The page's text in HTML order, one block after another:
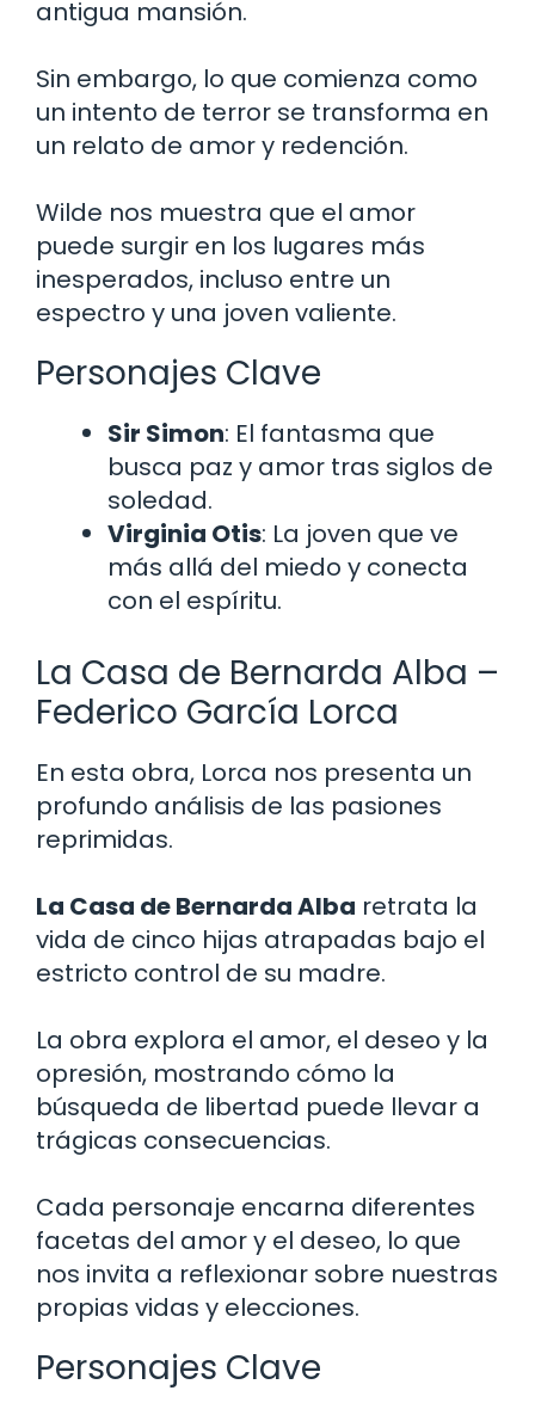
antigua mansión.
Sin embargo, lo que comienza como
un intento de terror se transforma en
un relato de amor y redención.
Wilde nos muestra que el amor
puede surgir en los lugares más
inesperados, incluso entre un
espectro y una joven valiente.
Personajes Clave
Sir Simon: El fantasma que
busca paz y amor tras siglos de
soledad.
Virginia Otis: La joven que ve
más allá del miedo y conecta
con el espíritu.
La Casa de Bernarda Alba –
Federico García Lorca
En esta obra, Lorca nos presenta un
profundo análisis de las pasiones
reprimidas.
La Casa de Bernarda Alba retrata la
vida de cinco hijas atrapadas bajo el
estricto control de su madre.
La obra explora el amor, el deseo y la
opresión, mostrando cómo la
búsqueda de libertad puede llevar a
trágicas consecuencias.
Cada personaje encarna diferentes
facetas del amor y el deseo, lo que
nos invita a reflexionar sobre nuestras
propias vidas y elecciones.
Personajes Clave